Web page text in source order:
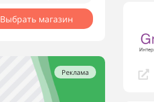
Выбрать магазин
Реклама